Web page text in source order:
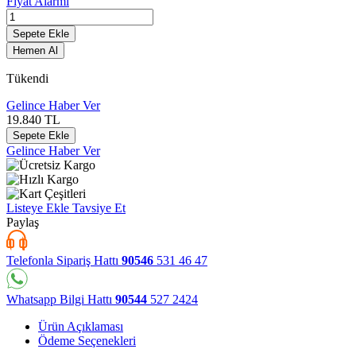
Sepete Ekle
Hemen Al
Tükendi
Gelince Haber Ver
19.840 TL
Sepete Ekle
Gelince Haber Ver
Listeye Ekle Tavsiye Et
Paylaş
Telefonla Sipariş Hattı 90546 531 46 47
Whatsapp Bilgi Hattı 90544 527 2424
Ürün Açıklaması
Ödeme Seçenekleri